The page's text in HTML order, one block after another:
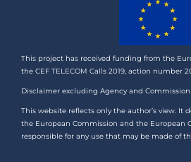
This project has received funding from the
the CEF TELECOM Calls 2019, action number
Disclaimer excluding Agency and
This website reflects only the author’s view. It
the European Commission and the European
responsible for any use that may be made of